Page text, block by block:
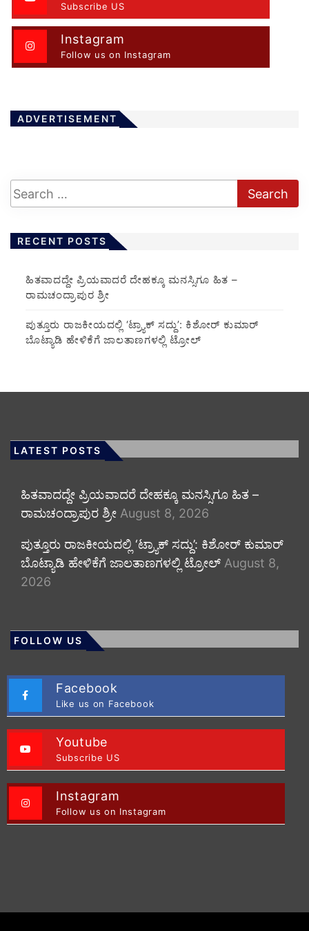
Subscribe US
Instagram
Follow us on Instagram
ADVERTISEMENT
RECENT POSTS
ಹಿತವಾದದ್ದೇ ಪ್ರಿಯವಾದರೆ ದೇಹಕ್ಕೂ ಮನಸ್ಸಿಗೂ ಹಿತ –
ರಾಮಚಂದ್ರಾಪುರ ಶ್ರೀ
ಪುತ್ತೂರು ರಾಜಕೀಯದಲ್ಲಿ ‘ಟ್ರ್ಯಾಕ್ ಸದ್ದು’: ಕಿಶೋರ್ ಕುಮಾರ್
ಬೊಟ್ಯಾಡಿ ಹೇಳಿಕೆಗೆ ಜಾಲತಾಣಗಳಲ್ಲಿ ಟ್ರೋಲ್
LATEST POSTS
ಹಿತವಾದದ್ದೇ ಪ್ರಿಯವಾದರೆ ದೇಹಕ್ಕೂ ಮನಸ್ಸಿಗೂ ಹಿತ –
ರಾಮಚಂದ್ರಾಪುರ ಶ್ರೀ August 8, 2026
ಪುತ್ತೂರು ರಾಜಕೀಯದಲ್ಲಿ ‘ಟ್ರ್ಯಾಕ್ ಸದ್ದು’: ಕಿಶೋರ್ ಕುಮಾರ್
ಬೊಟ್ಯಾಡಿ ಹೇಳಿಕೆಗೆ ಜಾಲತಾಣಗಳಲ್ಲಿ ಟ್ರೋಲ್ August 8,
2026
FOLLOW US
Facebook
Like us on Facebook
Youtube
Subscribe US
Instagram
Follow us on Instagram